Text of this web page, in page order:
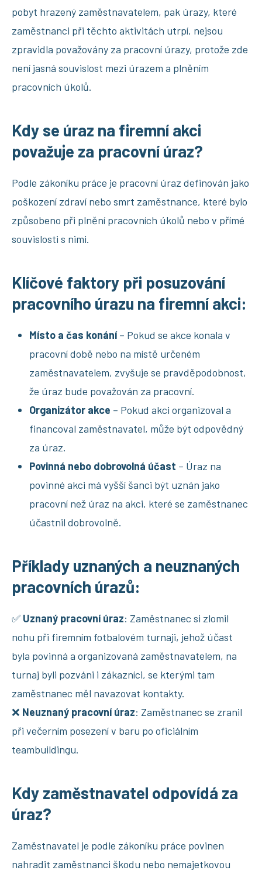
pobyt hrazený zaměstnavatelem, pak úrazy, které
zaměstnanci při těchto aktivitách utrpí, nejsou
zpravidla považovány za pracovní úrazy, protože zde
není jasná souvislost mezi úrazem a plněním
pracovních úkolů.
Kdy se úraz na firemní akci
považuje za pracovní úraz?
Podle zákoníku práce je pracovní úraz definován jako
poškození zdraví nebo smrt zaměstnance, které bylo
způsobeno při plnění pracovních úkolů nebo v přímé
souvislosti s nimi.
Klíčové faktory při posuzování
pracovního úrazu na firemní akci:
Místo a čas konání– Pokud se akce konala v
pracovní době nebo na místě určeném
zaměstnavatelem, zvyšuje se pravděpodobnost,
že úraz bude považován za pracovní.
Organizátor akce – Pokud akci organizoval a
financoval zaměstnavatel, může být odpovědný
za úraz.
Povinná nebo dobrovolná účast – Úraz na
povinné akci má vyšší šanci být uznán jako
pracovní než úraz na akci, které se zaměstnanec
účastnil dobrovolně.
Příklady uznaných a neuznaných
pracovních úrazů:
✅ Uznaný pracovní úraz: Zaměstnanec si zlomil
nohu při firemním fotbalovém turnaji, jehož účast
byla povinná a organizovaná zaměstnavatelem, na
turnaj byli pozváni i zákazníci, se kterými tam
zaměstnanec měl navazovat kontakty.
❌ Neuznaný pracovní úraz: Zaměstnanec se zranil
při večerním posezení v baru po oficiálním
teambuildingu.
Kdy zaměstnavatel odpovídá za
úraz?
Zaměstnavatel je podle zákoníku práce povinen
nahradit zaměstnanci škodu nebo nemajetkovou